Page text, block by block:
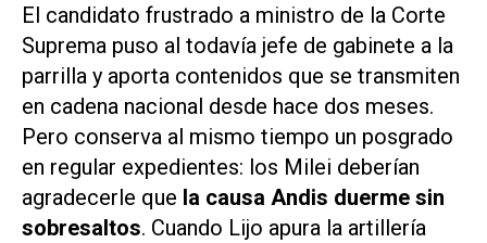
El candidato frustrado a ministro de la Corte
Suprema puso al todavía jefe de gabinete a la
parrilla y aporta contenidos que se transmiten
en cadena nacional desde hace dos meses.
Pero conserva al mismo tiempo un posgrado
en regular expedientes: los Milei deberían
agradecerle que la causa Andis duerme sin
sobresaltos. Cuando Lijo apura la artillería